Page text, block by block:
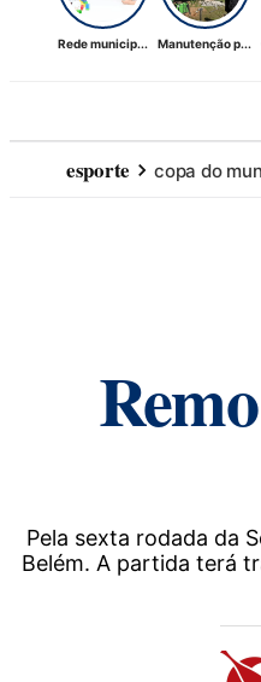
Rede municip... Manutenção p...
esporte copa do
Pela sexta rodada da
Belém. A partida terá